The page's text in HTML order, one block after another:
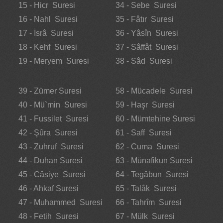
15 - Hicr Suresi
16 - Nahl Suresi
17 - İsrâ Suresi
18 - Kehf Suresi
19 - Meryem Suresi
34 - Sebe Suresi
35 - Fâtır Suresi
36 - Yâsîn Suresi
37 - Sâffât Suresi
38 - Sâd Suresi
39 - Zümer Suresi
40 - Mü`min Suresi
41 - Fussilet Suresi
42 - Şûra Suresi
43 - Zuhruf Suresi
44 - Duhan Suresi
45 - Câsiye Suresi
46 - Ahkaf Suresi
47 - Muhammed Suresi
48 - Fetih Suresi
58 - Mücadele Suresi
59 - Haşr Suresi
60 - Mümtehine Suresi
61 - Saff Suresi
62 - Cuma Suresi
63 - Münafikun Suresi
64 - Tegâbun Suresi
65 - Talâk Suresi
66 - Tahrîm Suresi
67 - Mülk Suresi